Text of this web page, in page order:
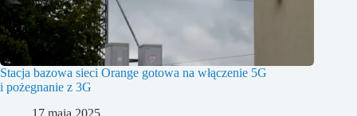
Stacja bazowa sieci Orange gotowa na włączenie 5G
i pożegnanie z 3G
17 maja 2025